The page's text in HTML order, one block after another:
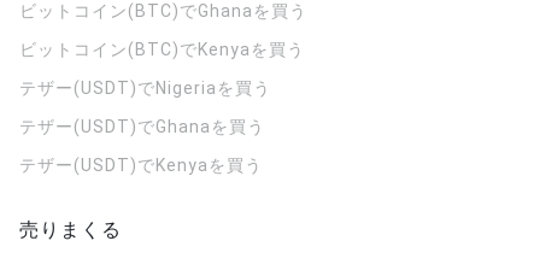
ビットコイン(BTC)でGhanaを買う
ビットコイン(BTC)でKenyaを買う
テザー(USDT)でNigeriaを買う
テザー(USDT)でGhanaを買う
テザー(USDT)でKenyaを買う
売りまくる